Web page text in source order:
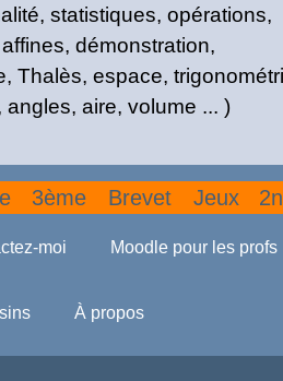
statistiques, opérations,
démonstration,
Thalès, espace,
aire, volume ... )
3ème Brevet Jeux
moi Moodle pour les profs
À propos